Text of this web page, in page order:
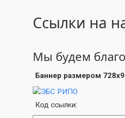
Ссылки на
Мы будем
Баннер размером
Код ссылки: